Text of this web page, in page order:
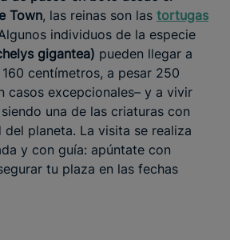
Town, las reinas son las tortugas
individuos de la especie
gigantea) pueden llegar a
centímetros, a pesar 250
casos excepcionales– y a vivir
una de las criaturas con
planeta. La visita se realiza
y con guía: apúntate con
tu plaza en las fechas